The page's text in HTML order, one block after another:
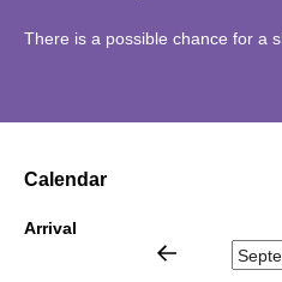
There is a possible chance for a
Calendar
Arrival